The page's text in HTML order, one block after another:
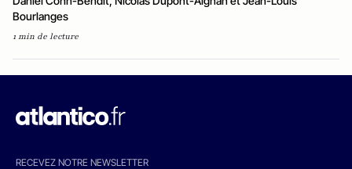
Bourlanges
1 min de lecture
RECEVEZ NOTRE NEWSLETTER